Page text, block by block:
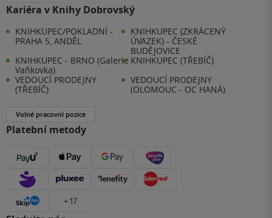
Kariéra v Knihy Dobrovský
KNIHKUPEC/POKLADNÍ -
PRAHA 5, ANDĚL
KNIHKUPEC (ZKRÁCENÝ
ÚVAZEK) - ČESKÉ
BUDĚJOVICE
KNIHKUPEC - BRNO (Galerie
Vaňkovka)
KNIHKUPEC (TŘEBÍČ)
VEDOUCÍ PRODEJNY
(TŘEBÍČ)
VEDOUCÍ PRODEJNY
(OLOMOUC - OC HANÁ)
Volné pracovní pozice
Platební metody
+ 17